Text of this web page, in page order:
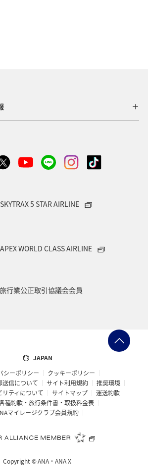
芸術
秋田県 茨城県 鳥取県
SKYTRAX 5 STAR AIRLINE
APEX WORLD CLASS AIRLINE
旅行業公正取引協議会会員
JAPAN
シーポリシー
クッキーポリシー
送信について
サイト利用規約
推奨環境
リティについて
サイトマップ
運送約款
種約款・旅行条件書・取扱料金表
マイレージクラブ会員規約
Copyright ©ANA・ANA X